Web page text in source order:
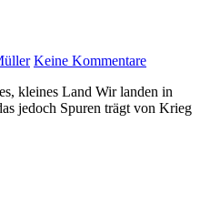
Keine Kommentare
kleines Land Wir landen in
jedoch Spuren trägt von Krieg